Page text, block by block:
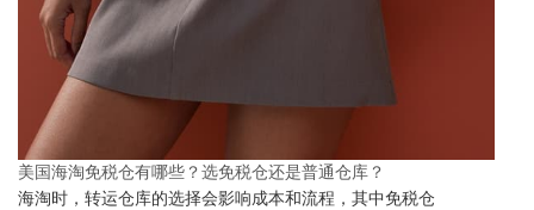
美国海淘免税仓有哪些？选免税仓还是普通仓库？
海淘时，转运仓库的选择会影响成本和流程，其中免税仓